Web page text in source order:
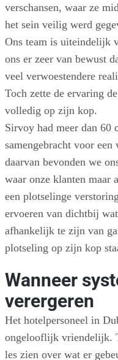
verschansen, waar ze
het sein veilig werd
Ons team is uiteindelijk
ons er zeer van bewust
veel verwoestendere
Toch zette de ervaring
volledig op zijn kop.
Sirvoy had meer dan 60
samengebracht voor
daarvan bevonden we
waar onze klanten maar
een plotselinge
ervoeren van dichtbij
afhankelijk te zijn van
plotseling op zijn kop
Wanneer
verergeren
Het hotelpersoneel in
ongelooflijk vriendelijk.
les zien over wat er